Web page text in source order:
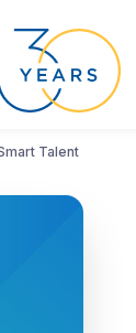
Talent